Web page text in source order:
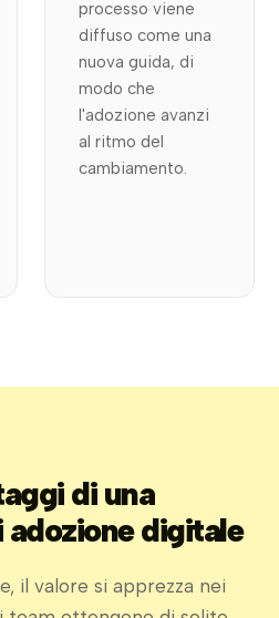
processo viene
diffuso come una
nuova guida, di
modo che
l'adozione avanzi
al ritmo del
cambiamento.
di una
digitale
il valore si apprezza nei